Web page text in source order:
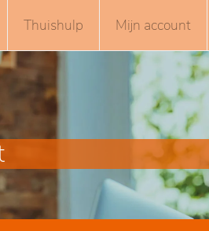
Thuishulp Mijn account